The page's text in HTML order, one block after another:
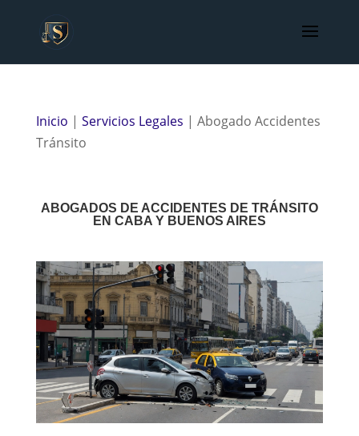
Inicio | Servicios Legales | Abogado Accidentes
Tránsito
ABOGADOS DE ACCIDENTES DE TRÁNSITO
EN CABA Y BUENOS AIRES